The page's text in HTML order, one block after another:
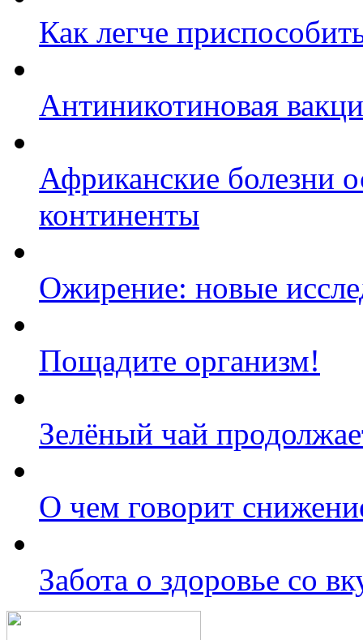
Как легче
Антиникотиновая
Африканские болезни
континенты
Ожирение: новые
Пощадите организм!
Зелёный чай
О чем говорит
Забота о здоровье со